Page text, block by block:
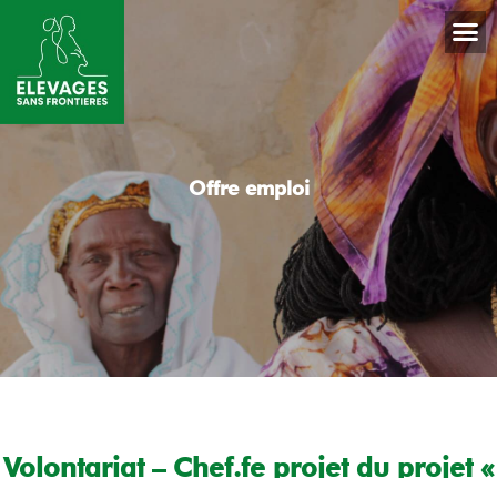
Offre emploi
Volontariat – Chef.fe projet du projet «